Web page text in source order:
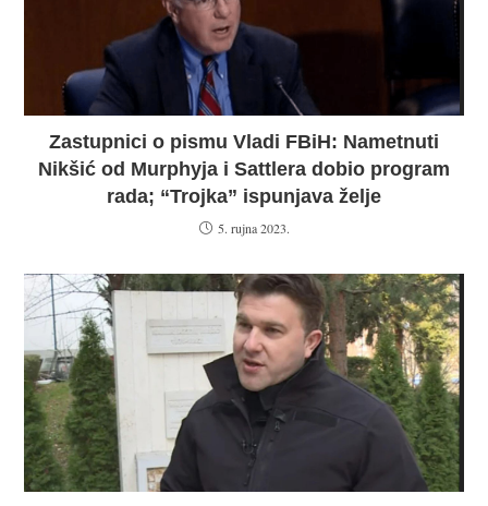
Zastupnici o pismu Vladi FBiH: Nametnuti
Nikšić od Murphyja i Sattlera dobio program
rada; “Trojka” ispunjava želje
5. rujna 2023.